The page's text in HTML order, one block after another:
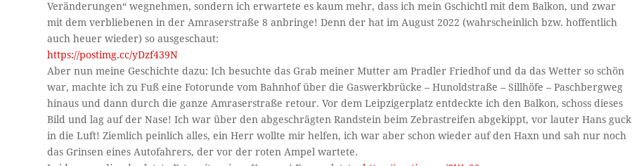
Veränderungen“ wegnehmen, sondern ich erwartete es kaum mehr, dass ich mein Gschichtl mit dem Balkon, und zwar
mit dem verbliebenen in der Amraserstraße 8 anbringe! Denn der hat im August 2022 (wahrscheinlich bzw. hoffentlich
auch heuer wieder) so ausgeschaut:
https://postimg.cc/yDzf439N
Aber nun meine Geschichte dazu: Ich besuchte das Grab meiner Mutter am Pradler Friedhof und da das Wetter so schön
war, machte ich zu Fuß eine Fotorunde vom Bahnhof über die Gaswerkbrücke – Hunoldstraße – Sillhöfe – Paschbergweg
hinaus und dann durch die ganze Amraserstraße retour. Vor dem Leipzigerplatz entdeckte ich den Balkon, schoss dieses
Bild und lag auf der Nase! Ich war über den abgeschrägten Randstein beim Zebrastreifen abgekippt, vor lauter Hans guck
in die Luft! Ziemlich peinlich alles, ein Herr wollte mir helfen, ich war aber schon wieder auf den Haxn und sah nur noch
das Grinsen eines Autofahrers, der vor der roten Ampel wartete.